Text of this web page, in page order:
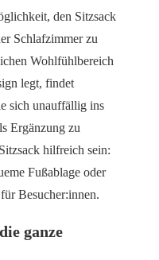
den Sitzsack
Schlafzimmer zu
Wohlfühlbereich
legt, findet
sich unauffällig ins
Ergänzung zu
hilfreich sein:
Fußablage oder
Besucher:innen.
ganze